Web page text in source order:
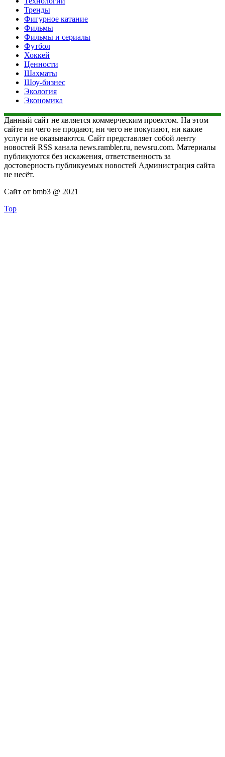
Тренды
Фигурное катание
Фильмы
Фильмы и сериалы
Футбол
Хоккей
Ценности
Шахматы
Шоу-бизнес
Экология
Экономика
Данный сайт не является коммерческим проектом. На этом
сайте ни чего не продают, ни чего не покупают, ни какие
услуги не оказываются. Сайт представляет собой ленту
новостей RSS канала news.rambler.ru, newsru.com. Материалы
публикуются без искажения, ответственность за
достоверность публикуемых новостей Администрация сайта
не несёт.
Сайт от bmb3 @ 2021
Top